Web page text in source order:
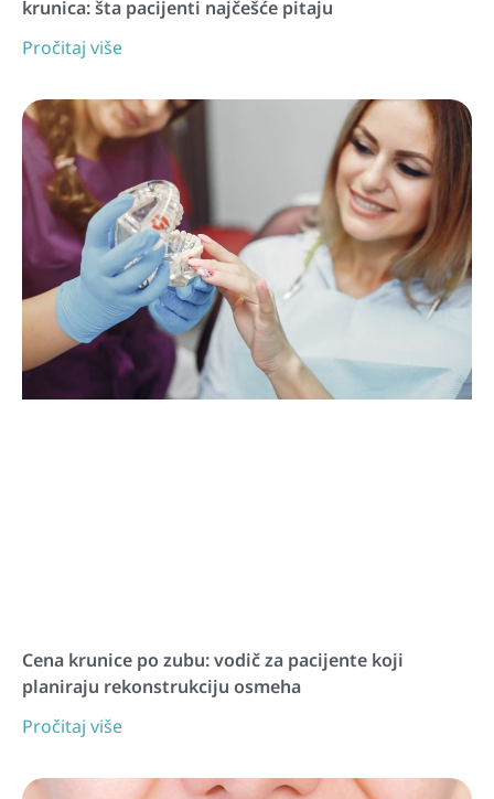
krunica: šta pacijenti najčešće pitaju
Pročitaj više
Cena krunice po zubu: vodič za pacijente koji
planiraju rekonstrukciju osmeha
Pročitaj više